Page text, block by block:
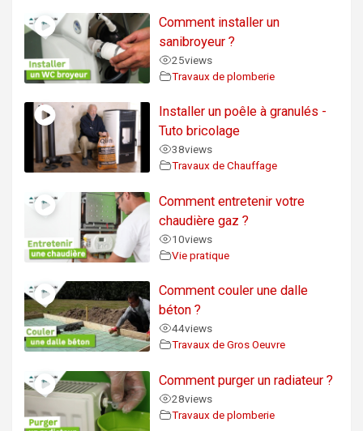
Comment installer un
sanibroyeur ?
25views
Travaux de plomberie
Installer un poêle à granulés -
Tuto bricolage
38views
Travaux de Chauffage
Comment entretenir votre
chaudière gaz ?
10views
Vie pratique
Comment couler une dalle
béton ?
44views
Travaux de Gros Oeuvre
Comment purger un radiateur ?
28views
Travaux de plomberie